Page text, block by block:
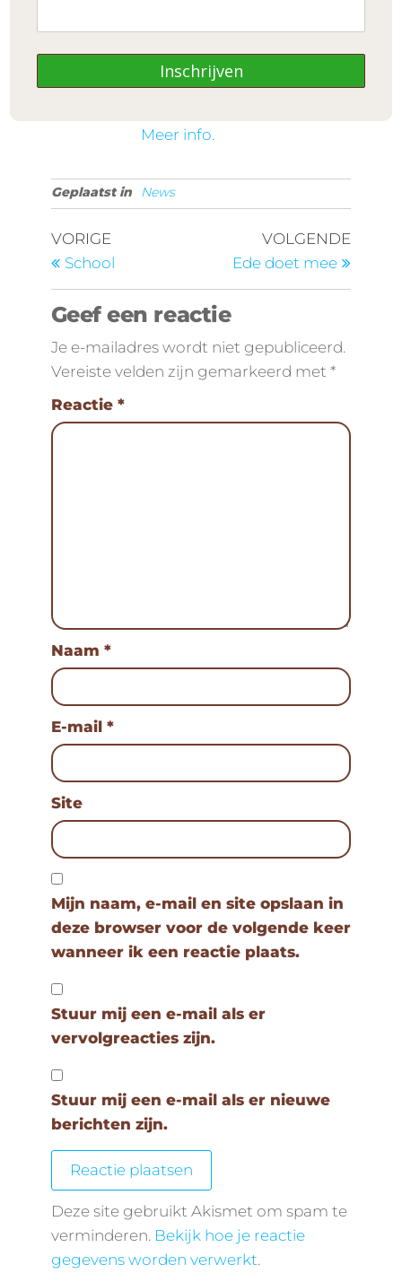
plekken over. Meld uw
kind snel aan via
info@meyis.nl
Meer info.
Geplaatst in News
VORIGE
School
VOLGENDE
Ede doet mee
Geef een reactie
Je e-mailadres wordt niet gepubliceerd.
Vereiste velden zijn gemarkeerd met *
Reactie *
Naam *
E-mail *
Site
Mijn naam, e-mail en site opslaan in
deze browser voor de volgende keer
wanneer ik een reactie plaats.
Stuur mij een e-mail als er
vervolgreacties zijn.
Stuur mij een e-mail als er nieuwe
berichten zijn.
Deze site gebruikt Akismet om spam te
verminderen. Bekijk hoe je reactie
gegevens worden verwerkt.
Inschrijven